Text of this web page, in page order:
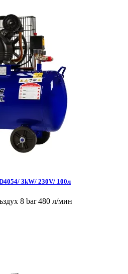
3kW/ 230V/ 100л
8 bar 480 л/мин